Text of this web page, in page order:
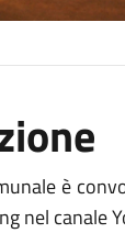
è
nel canale